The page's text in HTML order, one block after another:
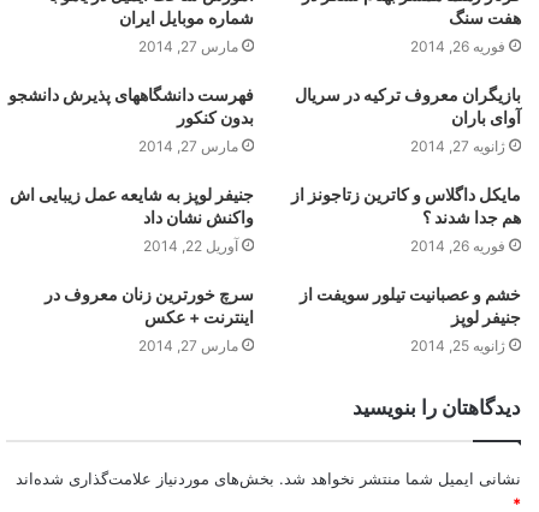
هفت سنگ
فوریه 26, 2014
شماره موبایل ایران
مارس 27, 2014
بازیگران معروف ترکیه در سریال
آوای باران
ژانویه 27, 2014
فهرست دانشگاههای پذیرش دانشجو
بدون کنکور
مارس 27, 2014
مایکل داگلاس و کاترین زتاجونز از
هم جدا شدند ؟
فوریه 26, 2014
جنیفر لوپز به شایعه عمل زیبایی اش
واکنش نشان داد
آوریل 22, 2014
خشم و عصبانیت تیلور سویفت از
جنیفر لوپز
ژانویه 25, 2014
سرچ خورترین زنان معروف در
اینترنت + عکس
مارس 27, 2014
دیدگاهتان را بنویسید
نشانی ایمیل شما منتشر نخواهد شد. بخش‌های موردنیاز علامت‌گذاری شده‌اند
*